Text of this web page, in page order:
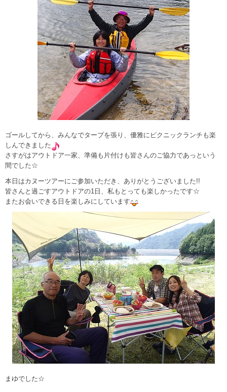
ゴールしてから、みんなでタープを張り、優雅にピクニックランチも楽
しんできました
さすがはアウトドア一家、準備も片付けも皆さんのご協力であっという
間でした☆
本日はカヌーツアーにご参加いただき、ありがとうございました!!
皆さんと過ごすアウトドアの1日、私もとっても楽しかったです☆
またお会いできる日を楽しみにしています
まゆでした☆